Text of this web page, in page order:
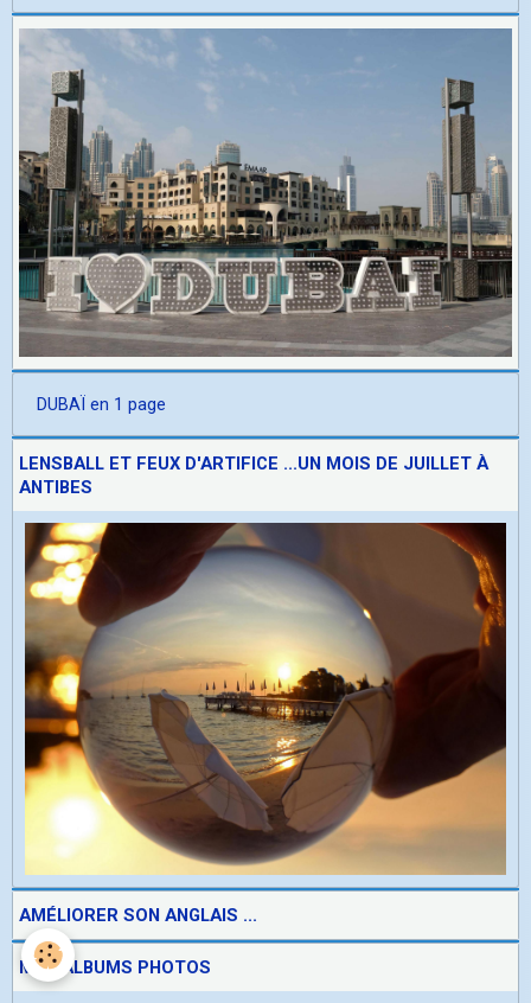
DUBAÏ en 1 page
LENSBALL ET FEUX D'ARTIFICE ...UN MOIS DE JUILLET À
ANTIBES
AMÉLIORER SON ANGLAIS ...
MES ALBUMS PHOTOS